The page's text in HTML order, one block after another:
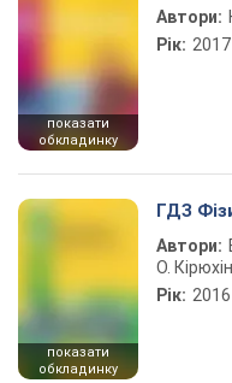
показати
обкладинку
Автори:
Рік: 2017
показати
обкладинку
ГДЗ
Автори:
О.
Рік: 2016